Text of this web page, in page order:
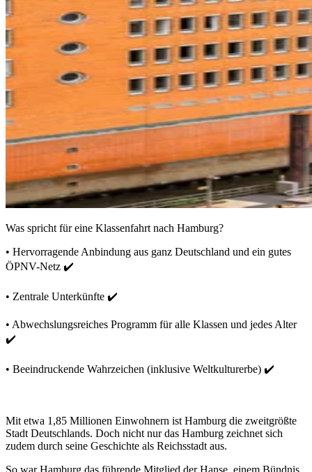
Was spricht für eine Klassenfahrt nach Hamburg?
• Hervorragende Anbindung aus ganz Deutschland und ein gutes
ÖPNV-Netz ✔️
• Zentrale Unterkünfte ✔️
• Abwechslungsreiches Programm für alle Klassen und jedes Alter
✔️
• Beeindruckende Wahrzeichen (inklusive Weltkulturerbe) ✔️
Mit etwa 1,85 Millionen Einwohnern ist Hamburg die zweitgrößte
Stadt Deutschlands. Doch nicht nur das Hamburg zeichnet sich
zudem durch seine Geschichte als Reichsstadt aus.
So war Hamburg das führende Mitglied der Hanse, einem Bündnis